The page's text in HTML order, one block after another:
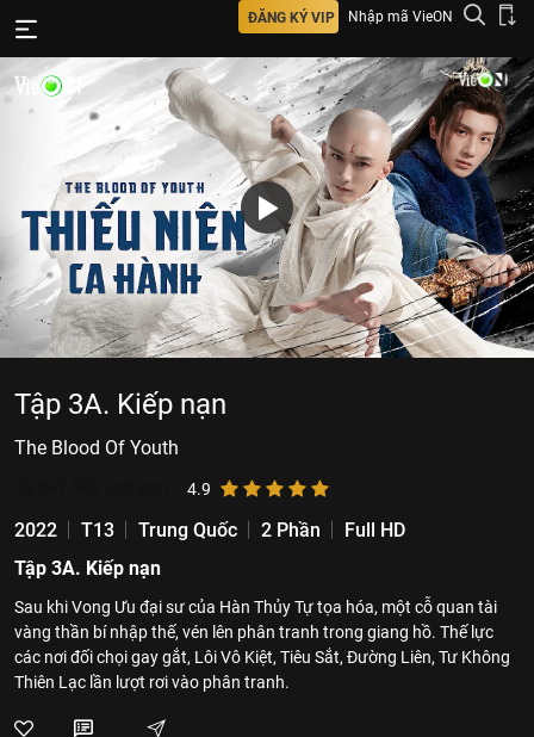
ĐĂNG KÝ VIP Nhập mã VieON
Tập 3A. Kiếp nạn
The Blood Of Youth
4.9
2022 T13 Trung Quốc 2 Phần
Full HD
Tập 3A. Kiếp nạn
Sau khi Vong Ưu đại sư của Hàn Thủy Tự tọa hóa, một cỗ quan tài
vàng thần bí nhập thế, vén lên phân tranh trong giang hồ. Thế lực
các nơi đối chọi gay gắt, Lôi Vô Kiệt, Tiêu Sắt, Đường Liên, Tư Không
Thiên Lạc lần lượt rơi vào phân tranh.